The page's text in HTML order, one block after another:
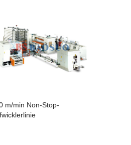
m/min Non-Stop-